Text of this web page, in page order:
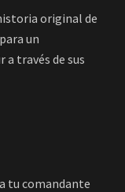
original de
un
a través de sus
tu comandante